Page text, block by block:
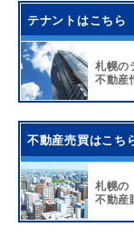
テナントはこちら
札幌の
不動産
不動産売買はこち
札幌の
不動産